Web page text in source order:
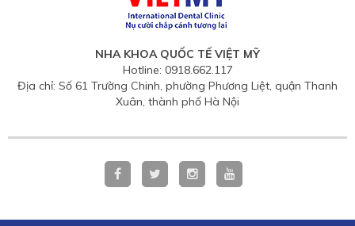
NHA KHOA QUỐC TẾ VIỆT MỸ
Hotline: 0918.662.117
Địa chỉ: Số 61 Trường Chinh, phường Phương Liệt, quận Thanh
Xuân, thành phố Hà Nội